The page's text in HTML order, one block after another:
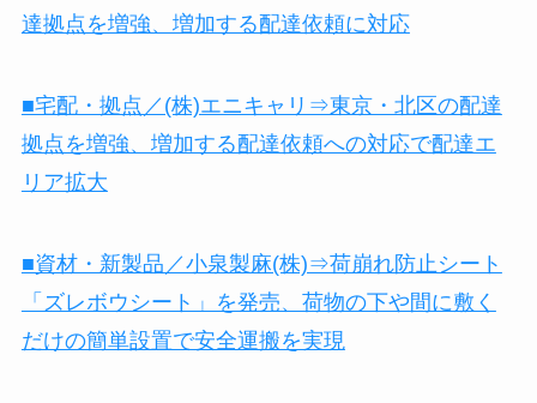
達拠点を増強、増加する配達依頼に対応
■宅配・拠点／(株)エニキャリ⇒東京・北区の配達
拠点を増強、増加する配達依頼への対応で配達エ
リア拡大
■資材・新製品／小泉製麻(株)⇒荷崩れ防止シート
「ズレボウシート」を発売、荷物の下や間に敷く
だけの簡単設置で安全運搬を実現